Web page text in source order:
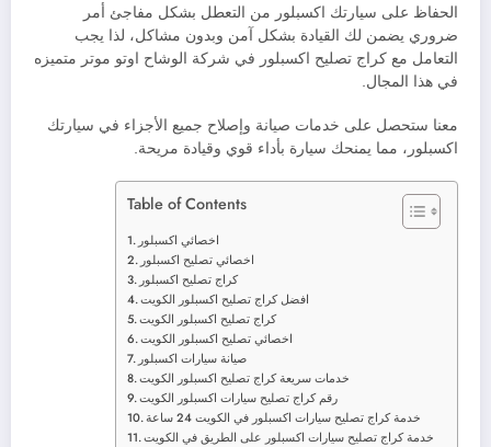
الحفاظ على سيارتك اكسبلور من التعطل بشكل مفاجئ أمر
ضروري يضمن لك القيادة بشكل آمن وبدون مشاكل، لذا يجب
التعامل مع كراج تصليح اكسبلور في شركة الوشاح اوتو موتر متميزه
في هذا المجال.
معنا ستحصل على خدمات صيانة وإصلاح جميع الأجزاء في سيارتك
اكسبلور، مما يمنحك سيارة بأداء قوي وقيادة مريحة.
Table of Contents
اخصائي اكسبلور
اخصائي تصليح اكسبلور
كراج تصليح اكسبلور
افضل كراج تصليح اكسبلور الكويت
كراج تصليح اكسبلور الكويت
اخصائي تصليح اكسبلور الكويت
صيانة سيارات اكسبلور
خدمات سريعة كراج تصليح اكسبلور الكويت
رقم كراج تصليح سيارات اكسبلور الكويت
خدمة كراج تصليح سيارات اكسبلور في الكويت 24 ساعة
خدمة كراج تصليح سيارات اكسبلور على الطريق في الكويت